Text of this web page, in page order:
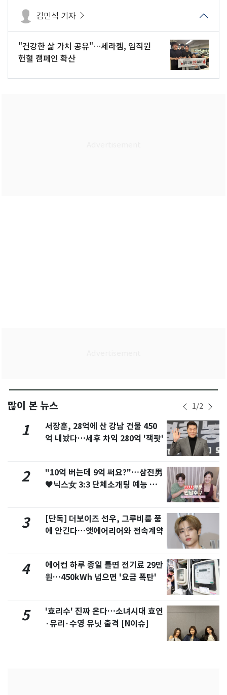
김민석 기자
"건강한 삶 가치 공유"…세라젬, 임직원
헌혈 캠페인 확산
많이 본 뉴스 1/2
1
서장훈, 28억에 산 강남 건물 450
억 내놨다…세후 차익 280억 '잭팟'
2
"10억 버는데 9억 써요?"…삼전男
♥닉스女 3:3 단체소개팅 예능 화
3
[단독] 더보이즈 선우, 그루비룸 품
에 안긴다…앳에어리어와 전속계약
4
에어컨 하루 종일 틀면 전기료 29만
원…450kWh 넘으면 '요금 폭탄'
5
'효리수' 진짜 온다…소녀시대 효연
·유리·수영 유닛 출격 [N이슈]